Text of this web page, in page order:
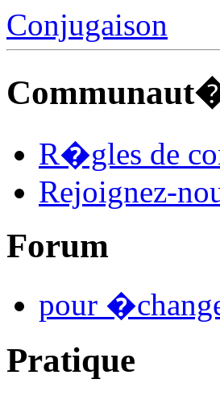
Conjugaison
R�gles de
Rejoignez-
Forum
pour
Pratique